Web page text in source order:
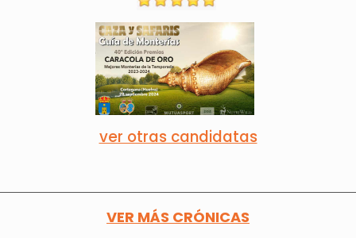
ver otras candidatas
VER MÁS CRÓNICAS